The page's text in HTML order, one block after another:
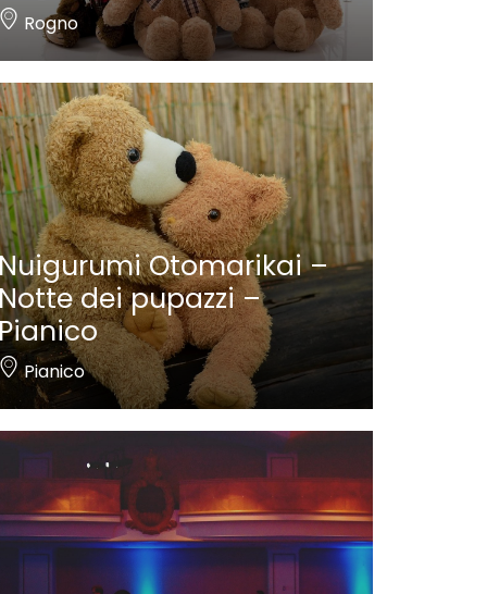
Rogno
Otomarikai –
dei pupazzi –
Pianico